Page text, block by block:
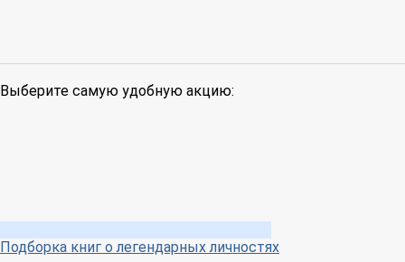
Выберите самую удобную акцию:
Подборка книг о легендарных личностях